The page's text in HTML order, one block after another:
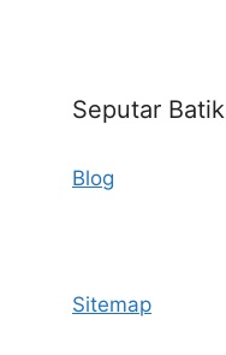
Seputar Batik
Blog
Sitemap